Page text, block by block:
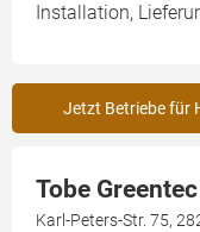
Installation,
Jetzt Betriebe für
Tobe
Karl-Peters-Str. 75,